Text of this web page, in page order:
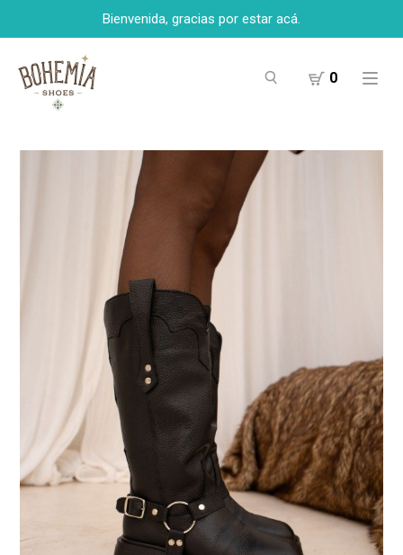
Bienvenida, gracias por estar acá.
0